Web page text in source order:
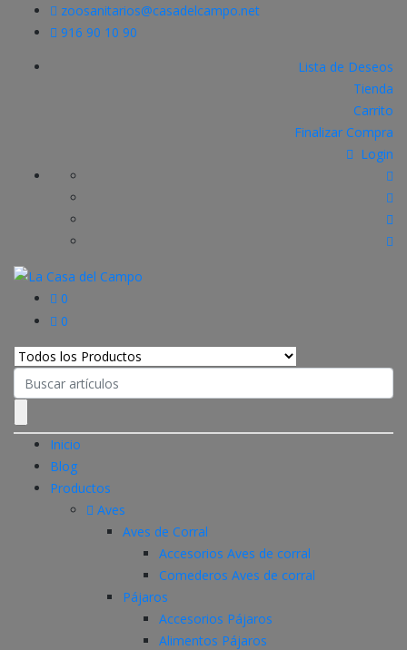
zoosanitarios@casadelcampo.net
916 90 10 90
Lista de Deseos
Tienda
Carrito
Finalizar Compra
Login
0
0
Search
for:
Inicio
Blog
Productos
Aves
Aves de Corral
Accesorios Aves de corral
Comederos Aves de corral
Pájaros
Accesorios Pájaros
Alimentos Pájaros